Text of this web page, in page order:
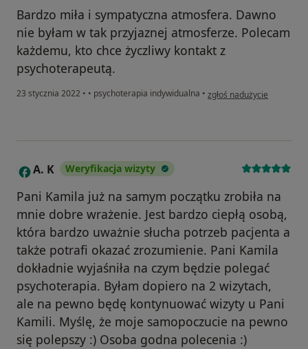
Bardzo miła i sympatyczna atmosfera. Dawno
nie byłam w tak przyjaznej atmosferze. Polecam
każdemu, kto chce życzliwy kontakt z
psychoterapeutą.
23 stycznia 2022 • • psychoterapia indywidualna • w opinii użytkownika M
zgłoś nadużycie
A A. K Weryfikacja wizyty
Pani Kamila już na samym początku zrobiła na
mnie dobre wrażenie. Jest bardzo ciepłą osobą,
która bardzo uważnie słucha potrzeb pacjenta a
także potrafi okazać zrozumienie. Pani Kamila
dokładnie wyjaśniła na czym będzie polegać
psychoterapia. Byłam dopiero na 2 wizytach,
ale na pewno będę kontynuować wizyty u Pani
Kamili. Myślę, że moje samopoczucie na pewno
się polepszy :) Osoba godna polecenia :)